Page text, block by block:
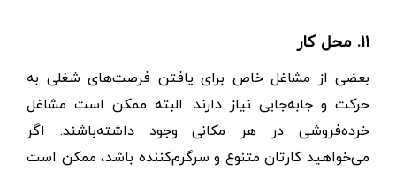
۱۱. محل کار
بعضی از مشاغل خاص برای یافتن فرصت‌های شغلی به
حرکت و جابه‌جایی نیاز دارند. البته ممکن است مشاغل
خرده‌فروشی در هر مکانی وجود داشته‌باشند. اگر
می‌خواهید کارتان متنوع و سرگرم‌کننده باشد، ممکن است